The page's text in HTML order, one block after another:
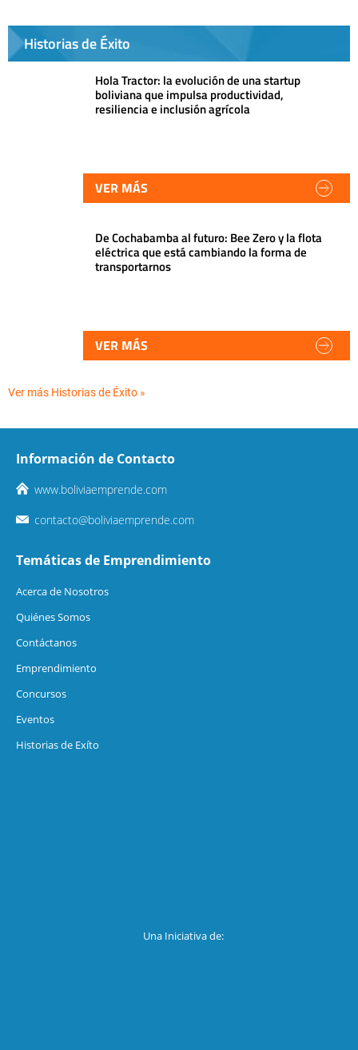
Historias de Éxito
Hola Tractor: la evolución de una startup
boliviana que impulsa productividad,
resiliencia e inclusión agrícola
VER MÁS
De Cochabamba al futuro: Bee Zero y la flota
eléctrica que está cambiando la forma de
transportarnos
VER MÁS
Ver más Historias de Éxito »
Información de Contacto
www.boliviaemprende.com
contacto@boliviaemprende.com
Temáticas de Emprendimiento
Acerca de Nosotros
Quiénes Somos
Contáctanos
Emprendimiento
Concursos
Eventos
Historias de Exíto
Una Iniciativa de: